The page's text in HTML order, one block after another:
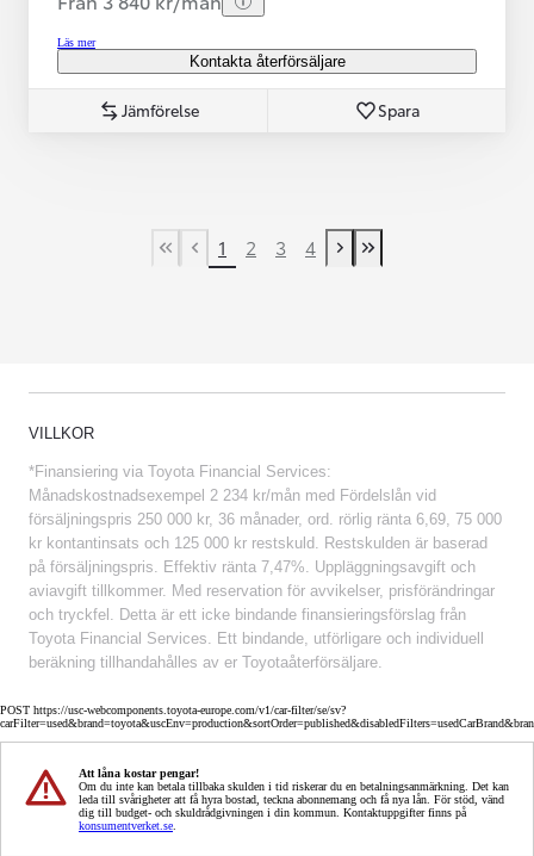
Läs mer
Kontakta återförsäljare
Jämförelse Spara
First Page
Previous page
1 2 3 4
Next page
Last Page
VILLKOR
*Finansiering via Toyota Financial Services:
Månadskostnadsexempel 2 234 kr/mån med Fördelslån vid
försäljningspris 250 000 kr, 36 månader, ord. rörlig ränta 6,69, 75 000
kr kontantinsats och 125 000 kr restskuld. Restskulden är baserad
på försäljningspris. Effektiv ränta 7,47%. Uppläggningsavgift och
aviavgift tillkommer. Med reservation för avvikelser, prisförändringar
och tryckfel. Detta är ett icke bindande finansieringsförslag från
Toyota Financial Services. Ett bindande, utförligare och individuell
beräkning tillhandahålles av er Toyotaåterförsäljare.
POST https://usc-webcomponents.toyota-europe.com/v1/car-filter/se/sv?
Att låna kostar pengar!
Om du inte kan betala tillbaka skulden i tid riskerar du en betalningsanmärkning. Det kan
leda till svårigheter att få hyra bostad, teckna abonnemang och få nya lån. För stöd, vänd
dig till budget- och skuldrådgivningen i din kommun. Kontaktuppgifter finns på
konsumentverket.se